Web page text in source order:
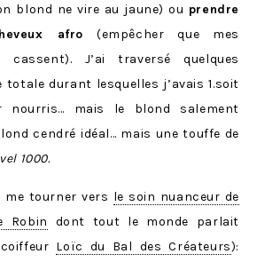
blond ne vire au jaune) ou prendre
afro (empêcher que mes
J’ai traversé quelques
totale durant lesquelles j’avais 1.soit
nourris… mais le blond salement
cendré idéal… mais une touffe de
1000.
me tourner vers le soin nuanceur de
Robin
dont tout le monde parlait
Loïc du Bal des Créateurs):